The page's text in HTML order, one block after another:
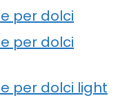
per dolci
per dolci
per dolci light